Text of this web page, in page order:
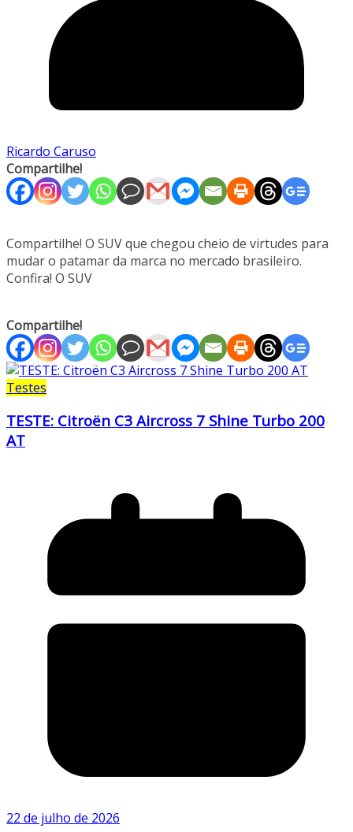
Ricardo Caruso
Compartilhe!
Compartilhe! O SUV que chegou cheio de virtudes para
mudar o patamar da marca no mercado brasileiro.
Confira! O SUV
Compartilhe!
Testes
TESTE: Citroën C3 Aircross 7 Shine Turbo 200
AT
22 de julho de 2026